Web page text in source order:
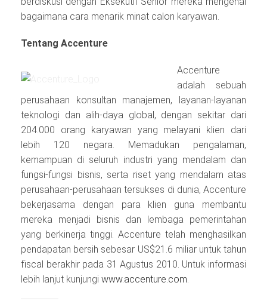
bagaimana cara menarik minat calon karyawan.
Tentang Accenture
Accenture
adalah sebuah
perusahaan konsultan manajemen, layanan‐layanan
teknologi dan alih‐daya global, dengan sekitar dari
204.000 orang karyawan yang melayani klien dari
lebih 120 negara. Memadukan pengalaman,
kemampuan di seluruh industri yang mendalam dan
fungsi‐fungsi bisnis, serta riset yang mendalam atas
perusahaan‐perusahaan tersukses di dunia, Accenture
bekerjasama dengan para klien guna membantu
mereka menjadi bisnis dan lembaga pemerintahan
yang berkinerja tinggi. Accenture telah menghasilkan
pendapatan bersih sebesar US$21.6 miliar untuk tahun
fiscal berakhir pada 31 Agustus 2010. Untuk informasi
lebih lanjut kunjungi www.accenture.com.